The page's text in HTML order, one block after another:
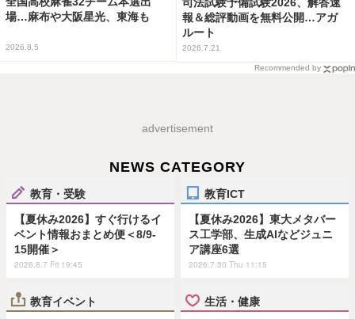
場…麻布や大阪星光、東海も
2026.8.5
報＆総評動画を無料公開…アガ
ルート
2026.7.21
Recommended by
advertisement
NEWS CATEGORY
教育・受験
【夏休み2026】すぐ行けるイ
ベント情報おまとめ便＜8/9-
15開催＞
2026.8.7 Fri 19:45
教育ICT
【夏休み2026】東大メタバー
ス工学部、生成AIなどジュニ
ア講座6選
2026.7.30 Thu 11:15
教育イベント 生活・健康